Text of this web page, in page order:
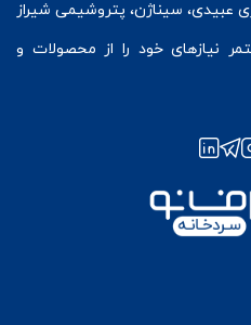
عبیدی، سیناژن، پتروشیمی شیراز
نیازهای خود را از محصولات و